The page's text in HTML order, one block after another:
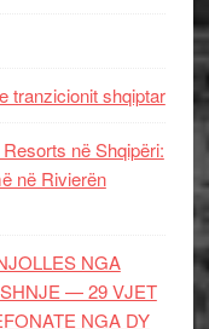
tranzicionit shqiptar
në Shqipëri:
në Rivierën
NGA
— 29 VJET
NGA DY